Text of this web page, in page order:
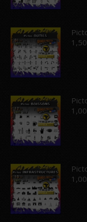
1,50
1,00
1,00